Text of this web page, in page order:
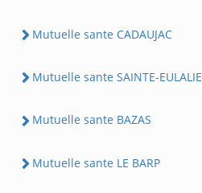
Mutuelle sante CADAUJAC
Mutuelle sante SAINTE-EULALIE
Mutuelle sante BAZAS
Mutuelle sante LE BARP